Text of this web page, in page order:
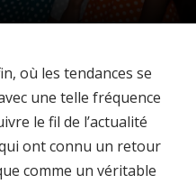
où les tendances se
une telle fréquence
le fil de l’actualité
ont connu un retour
comme un véritable